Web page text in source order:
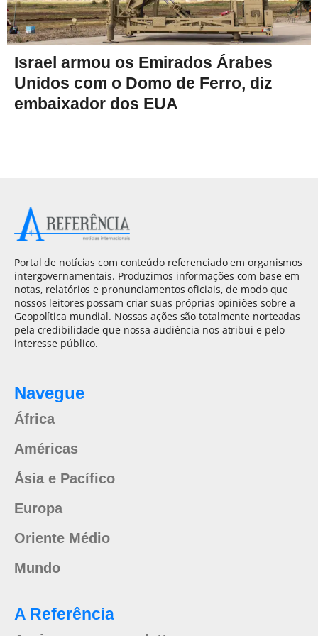
Israel armou os Emirados Árabes
Unidos com o Domo de Ferro, diz
embaixador dos EUA
Portal de notícias com conteúdo referenciado em organismos
intergovernamentais. Produzimos informações com base em
notas, relatórios e pronunciamentos oficiais, de modo que
nossos leitores possam criar suas próprias opiniões sobre a
Geopolítica mundial. Nossas ações são totalmente norteadas
pela credibilidade que nossa audiência nos atribui e pelo
interesse público.
Navegue
África
Américas
Ásia e Pacífico
Europa
Oriente Médio
Mundo
A Referência